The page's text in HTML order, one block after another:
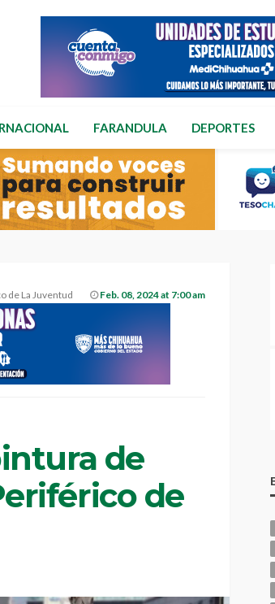
FARANDULA DEPORTES
de La Juventud Feb. 08, 2024 at 7:00 am
de
de